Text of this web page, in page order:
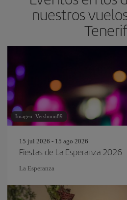
nuestros
Imagen: Vershinin89
15 jul 2026 - 15 ago 2026
Fiestas de La Esperanza 2026
La Esperanza